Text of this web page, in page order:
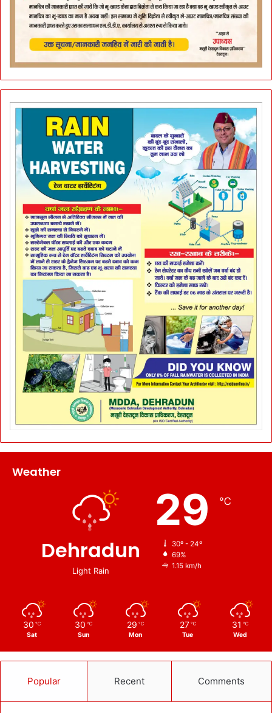
Weather
Dehradun
Light Rain
29 ℃
30º - 24º
69%
1.15 km/h
30 ℃
Sat
30 ℃
Sun
29 ℃
Mon
27 ℃
Tue
31 ℃
Wed
Popular Recent Comments